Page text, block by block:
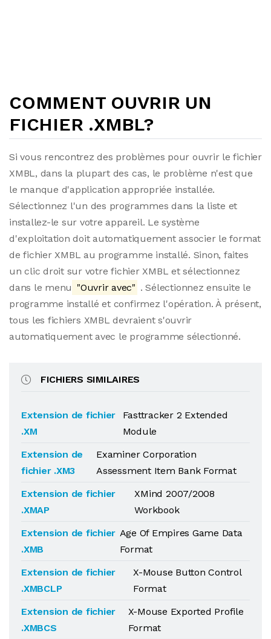
COMMENT OUVRIR UN
FICHIER .XMBL?
Si vous rencontrez des problèmes pour ouvrir le fichier
XMBL, dans la plupart des cas, le problème n'est que
le manque d'application appropriée installée.
Sélectionnez l'un des programmes dans la liste et
installez-le sur votre appareil. Le système
d'exploitation doit automatiquement associer le format
de fichier XMBL au programme installé. Sinon, faites
un clic droit sur votre fichier XMBL et sélectionnez
dans le menu "Ouvrir avec" . Sélectionnez ensuite le
programme installé et confirmez l'opération. À présent,
tous les fichiers XMBL devraient s'ouvrir
automatiquement avec le programme sélectionné.
FICHIERS SIMILAIRES
Extension de fichier
.XM
Fasttracker 2 Extended
Module
Extension de
fichier .XM3
Examiner Corporation
Assessment Item Bank Format
Extension de fichier
.XMAP
XMind 2007/2008
Workbook
Extension de fichier
.XMB
Age Of Empires Game Data
Format
Extension de fichier
.XMBCLP
X-Mouse Button Control
Format
Extension de fichier
.XMBCS
X-Mouse Exported Profile
Format